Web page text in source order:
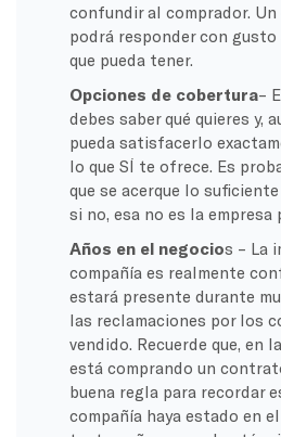
confundir al comprador.
podrá responder con gusto
que pueda tener.
Opciones de cobertura–
debes saber qué quieres y,
pueda satisfacerlo
lo que SÍ te ofrece. Es
que se acerque lo
si no, esa no es la empresa
Años en el negocios – La
compañía es realmente
estará presente durante
las reclamaciones por los
vendido. Recuerde que, en
está comprando un
buena regla para recordar
compañía haya estado en